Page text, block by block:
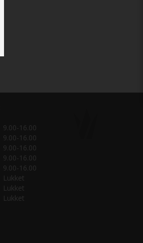
9.00-16.00
9.00-16.00
9.00-16.00
9.00-16.00
9.00-16.00
Lukket
Lukket
Lukket